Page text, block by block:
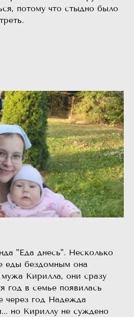
потому что стыдно было
"Еда днесь". Несколько
еды бездомным она
мужа Кирилла, они сразу
год в семье появилась
через год Надежда
но Кириллу не суждено